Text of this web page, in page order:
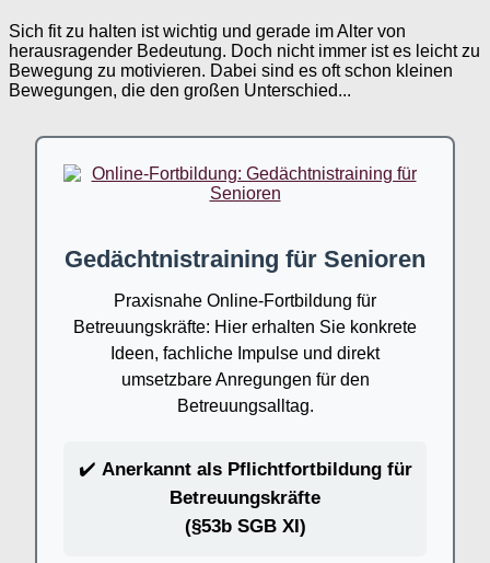
Sich fit zu halten ist wichtig und gerade im Alter von
herausragender Bedeutung. Doch nicht immer ist es leicht zu
Bewegung zu motivieren. Dabei sind es oft schon kleinen
Bewegungen, die den großen Unterschied...
Gedächtnistraining für Senioren
Praxisnahe Online-Fortbildung für
Betreuungskräfte: Hier erhalten Sie konkrete
Ideen, fachliche Impulse und direkt
umsetzbare Anregungen für den
Betreuungsalltag.
✔️ Anerkannt als Pflichtfortbildung für
Betreuungskräfte
(§53b SGB XI)